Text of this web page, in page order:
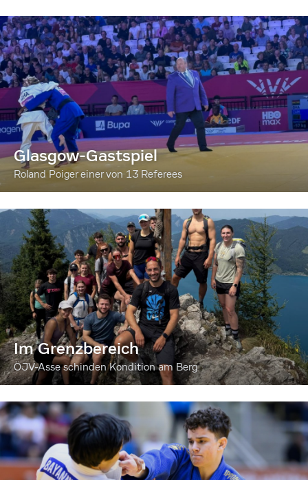
Glasgow-Gastspiel
Roland Poiger einer von 13 Referees
Im Grenzbereich
ÖJV-Asse schinden Kondition am Berg